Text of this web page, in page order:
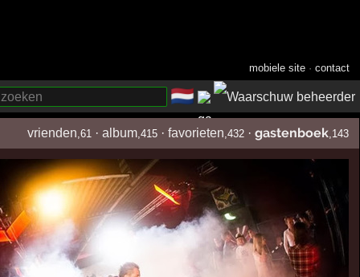
mobiele site ·contact
🇳🇱
vrienden ,61 ·album ,415 ·favorieten ,432 ·gastenboek ,143